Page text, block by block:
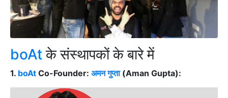
boAtके संस्थापकों के बारे में
1. boAt Co-Founder: अमन गुप्ता(Aman Gupta):